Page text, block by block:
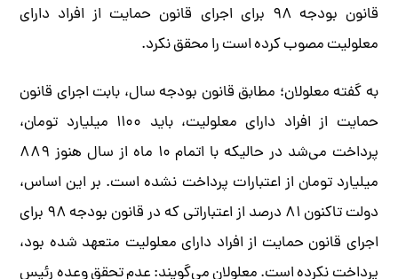
قانون بودجه ۹۸ برای اجرای قانون حمایت از افراد دارای
معلولیت مصوب کرده است را محقق نکرد.
به گفته معلولان؛ مطابق قانون بودجه سال، بابت اجرای قانون
حمایت از افراد دارای معلولیت، باید ۱۱۰۰ میلیارد تومان،
پرداخت می‌شد در حالیکه با اتمام ۱۰ ماه از سال هنوز ۸۸۹
میلیارد تومان از اعتبارات پرداخت نشده است. بر این اساس،
دولت تاکنون ۸۱ درصد از اعتباراتی که در قانون بودجه ۹۸ برای
اجرای قانون حمایت از افراد دارای معلولیت متعهد شده بود،
پرداخت نکرده است. معلولان می‌گویند: عدم تحقق وعده رئیس